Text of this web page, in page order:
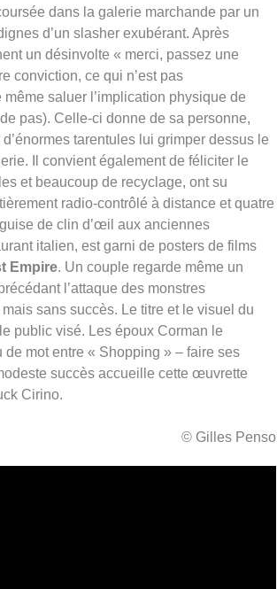
dans la galerie marchande par un
d’un slasher exubérant. Après
un désinvolte « merci, passez une
conviction, ce qui n’est pas
saluer l’implication physique de
pas). Celle-ci donne de sa personne,
tarentules lui grimper dessus le
Il convient également de féliciter le
et beaucoup de recyclage, ont su
radio-contrôlé à distance et quatre
de clin d’œil aux anciennes
italien, est garni de posters de films
Empire. Un couple regarde même un
l’attaque des monstres
mais sans succès. Le titre et le visuel du
public visé. Les époux Corman le
de mot entre « Shopping » – faire ses
succès accueille cette œuvrette
Cirino.
© Gilles Penso